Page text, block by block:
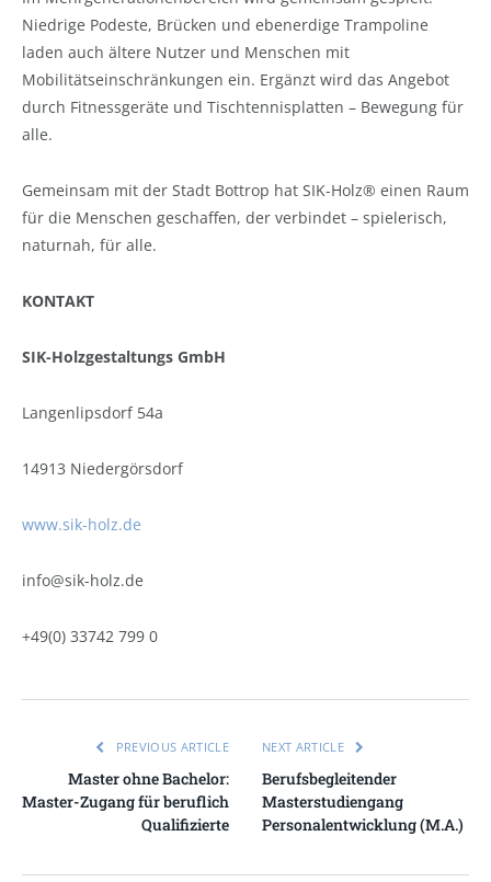
Niedrige Podeste, Brücken und ebenerdige Trampoline
laden auch ältere Nutzer und Menschen mit
Mobilitätseinschränkungen ein. Ergänzt wird das Angebot
durch Fitnessgeräte und Tischtennisplatten – Bewegung für
alle.
Gemeinsam mit der Stadt Bottrop hat SIK-Holz® einen Raum
für die Menschen geschaffen, der verbindet – spielerisch,
naturnah, für alle.
KONTAKT
SIK-Holzgestaltungs GmbH
Langenlipsdorf 54a
14913 Niedergörsdorf
www.sik-holz.de
info@sik-holz.de
+49(0) 33742 799 0
PREVIOUS ARTICLE
Master ohne Bachelor:
Master-Zugang für beruflich
Qualifizierte
NEXT ARTICLE
Berufsbegleitender
Masterstudiengang
Personalentwicklung (M.A.)